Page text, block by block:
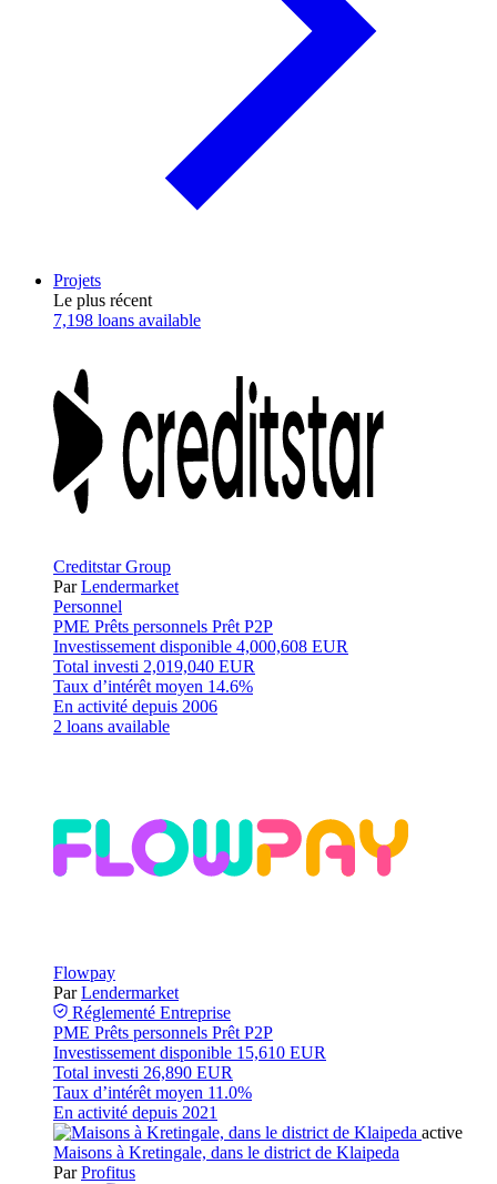
Projets
Le plus récent
7,198 loans available
Creditstar Group
ParLendermarket
Personnel
PME Prêts personnels Prêt P2P
Investissement disponible 4,000,608 EUR
Total investi 2,019,040 EUR
Taux d’intérêt moyen 14.6%
En activité depuis 2006
2 loans available
Flowpay
ParLendermarket
Réglementé Entreprise
PME Prêts personnels Prêt P2P
Investissement disponible 15,610 EUR
Total investi 26,890 EUR
Taux d’intérêt moyen 11.0%
En activité depuis 2021
active
Maisons à Kretingale, dans le district de Klaipeda
ParProfitus